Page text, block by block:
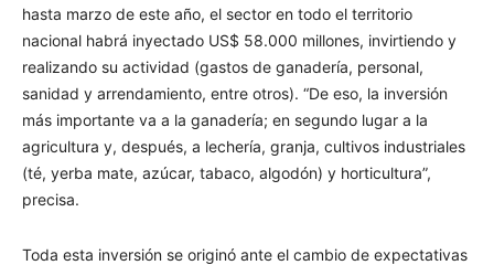
hasta marzo de este año, el sector en todo el territorio
nacional habrá inyectado US$ 58.000 millones, invirtiendo y
realizando su actividad (gastos de ganadería, personal,
sanidad y arrendamiento, entre otros). “De eso, la inversión
más importante va a la ganadería; en segundo lugar a la
agricultura y, después, a lechería, granja, cultivos industriales
(té, yerba mate, azúcar, tabaco, algodón) y horticultura”,
precisa.
Toda esta inversión se originó ante el cambio de expectativas